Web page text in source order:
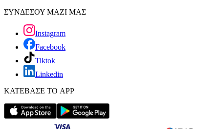
ΣΥΝΔΕΣΟΥ ΜΑΖΙ ΜΑΣ
Instagram
Facebook
Tiktok
Linkedin
ΚΑΤΕΒΑΣΕ ΤΟ APP